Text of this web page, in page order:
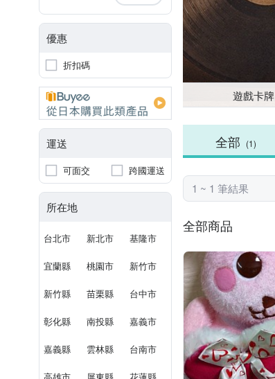
優惠
折扣碼
運送
可面交 跨國運送
所在地
台北市 新北市 基隆市
宜蘭縣 桃園市 新竹市
新竹縣 苗栗縣 台中市
彰化縣 南投縣 嘉義市
嘉義縣 雲林縣 台南市
遊戲卡牌
全部 (1)
1 ~ 1 筆結果
全部商品